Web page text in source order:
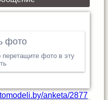
фото
фото в эту
anketa/2877